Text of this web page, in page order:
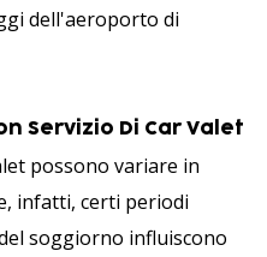
dell'aeroporto di
Servizio Di Car Valet
possono variare in
infatti, certi periodi
soggiorno influiscono